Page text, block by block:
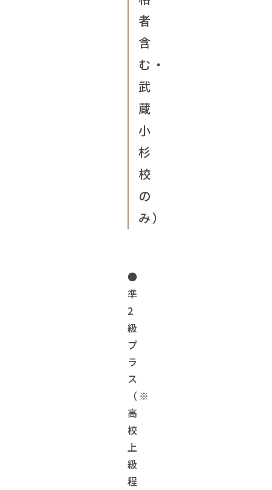
者
含
む・
武
蔵
小
杉
校
の
み）
●
準
2
級
プ
ラ
ス
（※
高
校
上
級
程